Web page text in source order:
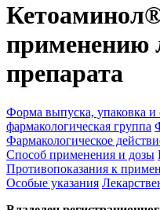
применению
препарата
Форма выпуска, упаковка и
фармакологическая группа
Фармакологическое
Способ применения и дозы
Противопоказания к
Особые указания